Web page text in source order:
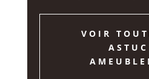
VOIR